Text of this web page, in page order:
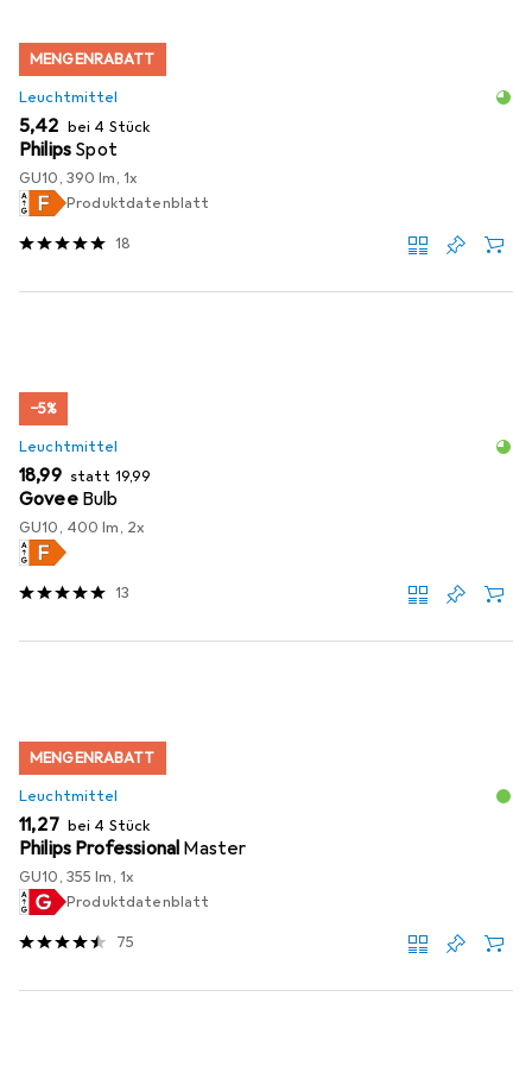
MENGENRABATT
Leuchtmittel
EUR
5,42 bei 4 Stück
Philips Spot
GU10, 390 lm, 1x
Produktdatenblatt
18
−5%
Leuchtmittel
EUR
18,99 statt EUR
19,99
Govee Bulb
GU10, 400 lm, 2x
13
MENGENRABATT
Leuchtmittel
EUR
11,27 bei 4 Stück
Philips Professional Master
GU10, 355 lm, 1x
Produktdatenblatt
75